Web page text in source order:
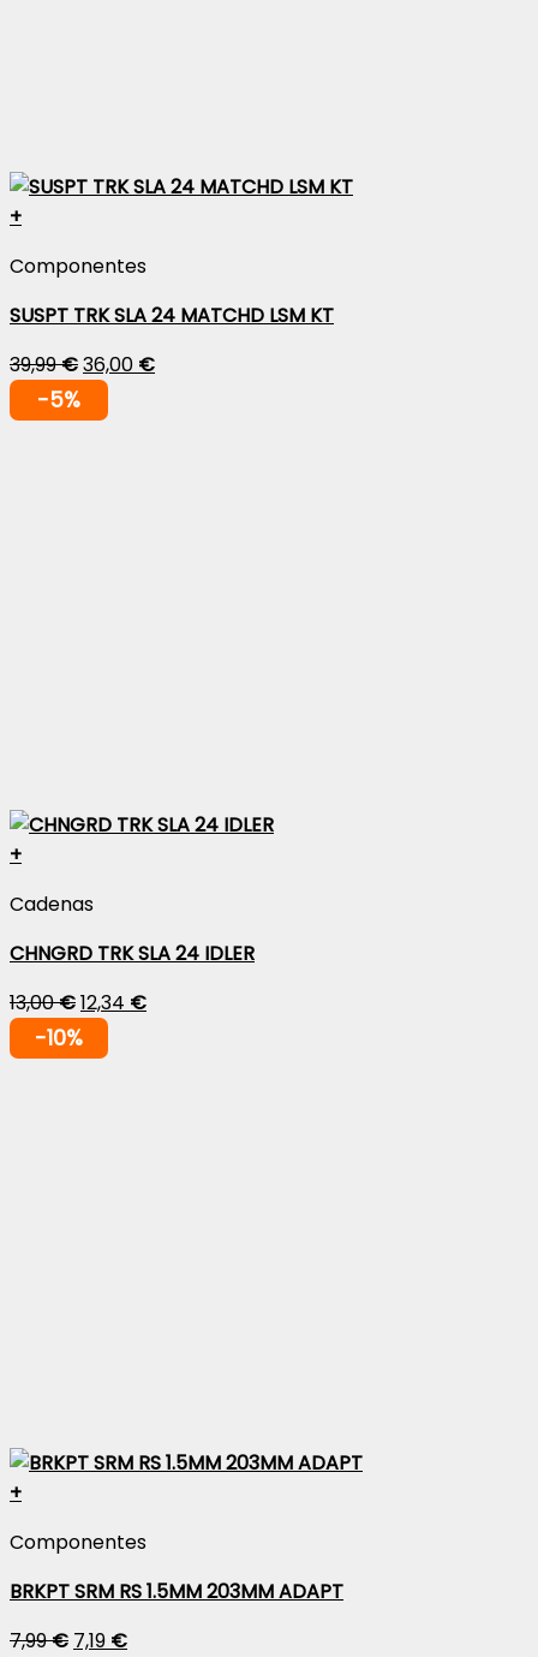
+
Componentes
SUSPT TRK SLA 24 MATCHD LSM KT
39,99€36,00 €
-5%
+
Cadenas
CHNGRD TRK SLA 24 IDLER
13,00€12,34 €
-10%
+
Componentes
BRKPT SRM RS 1.5MM 203MM ADAPT
7,99€ 7,19 €